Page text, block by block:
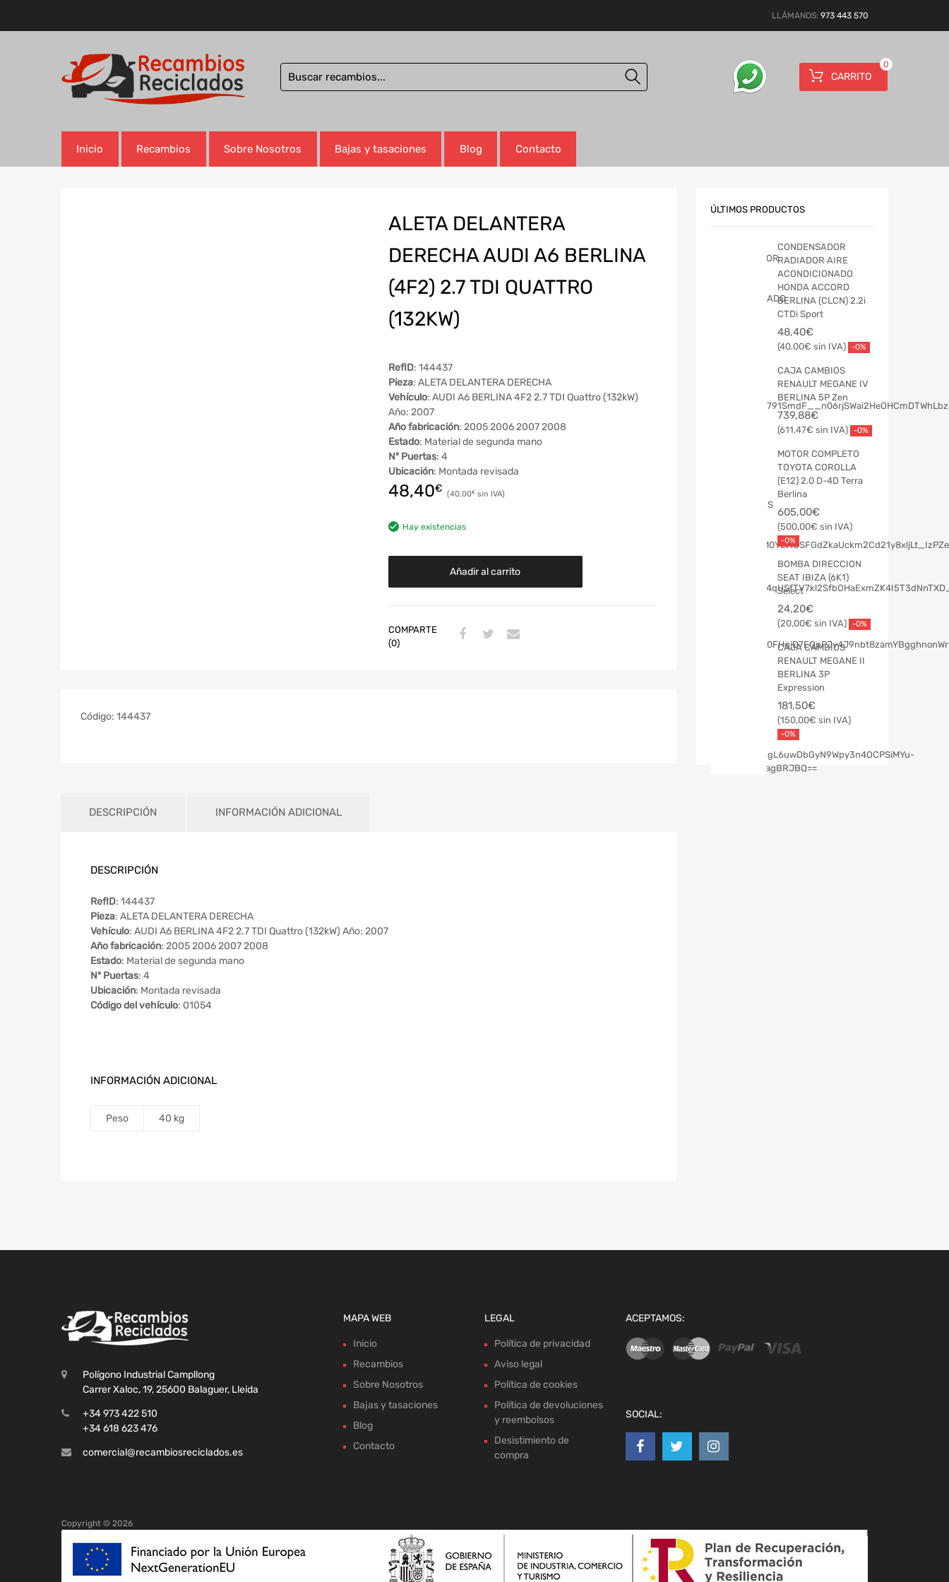
LLÁMANOS: 973 443 570
CARRITO
0
Inicio Recambios Sobre Nosotros Bajas y tasaciones Blog Contacto
ALETA DELANTERA
DERECHA AUDI A6 BERLINA
(4F2) 2.7 TDI QUATTRO
(132KW)
RefID: 144437
Pieza: ALETA DELANTERA DERECHA
Vehículo: AUDI A6 BERLINA 4F2 2.7 TDI Quattro (132kW)
Año: 2007
Año fabricación: 2005 2006 2007 2008
Estado: Material de segunda mano
Nº Puertas: 4
Ubicación: Montada revisada
48,40€ 40,00€
Hay existencias
Añadir al carrito
COMPARTE
(0)
Código: 144437
DESCRIPCIÓN INFORMACIÓN ADICIONAL
DESCRIPCIÓN
RefID: 144437
Pieza: ALETA DELANTERA DERECHA
Vehículo: AUDI A6 BERLINA 4F2 2.7 TDI Quattro (132kW) Año: 2007
Año fabricación: 2005 2006 2007 2008
Estado: Material de segunda mano
Nº Puertas: 4
Ubicación: Montada revisada
Código del vehículo: 01054
INFORMACIÓN ADICIONAL
Peso 40 kg
ÚLTIMOS PRODUCTOS
CONDENSADOR
RADIADOR AIRE
ACONDICIONADO
HONDA ACCORD
BERLINA (CLCN) 2.2i
CTDi Sport
48,40€
40,00€ -0%
CAJA CAMBIOS
RENAULT MEGANE IV
BERLINA 5P Zen
739,88€
611,47€ -0%
MOTOR COMPLETO
TOYOTA COROLLA
(E12) 2.0 D-4D Terra
Berlina
605,00€
500,00€
-0%
BOMBA DIRECCION
SEAT IBIZA (6K1)
Select
24,20€
20,00€ -0%
CAJA CAMBIOS
RENAULT MEGANE II
BERLINA 3P
Expression
181,50€
150,00€
-0%
Polígono Industrial Campllong
Carrer Xaloc, 19, 25600 Balaguer, Lleida
+34 973 422 510
+34 618 623 476
comercial@recambiosreciclados.es
MAPA WEB
Inicio
Recambios
Sobre Nosotros
Bajas y tasaciones
Blog
Contacto
LEGAL
Política de privacidad
Aviso legal
Política de cookies
Política de devoluciones
y reembolsos
Desistimiento de
compra
ACEPTAMOS:
SOCIAL:
Copyright © 2026